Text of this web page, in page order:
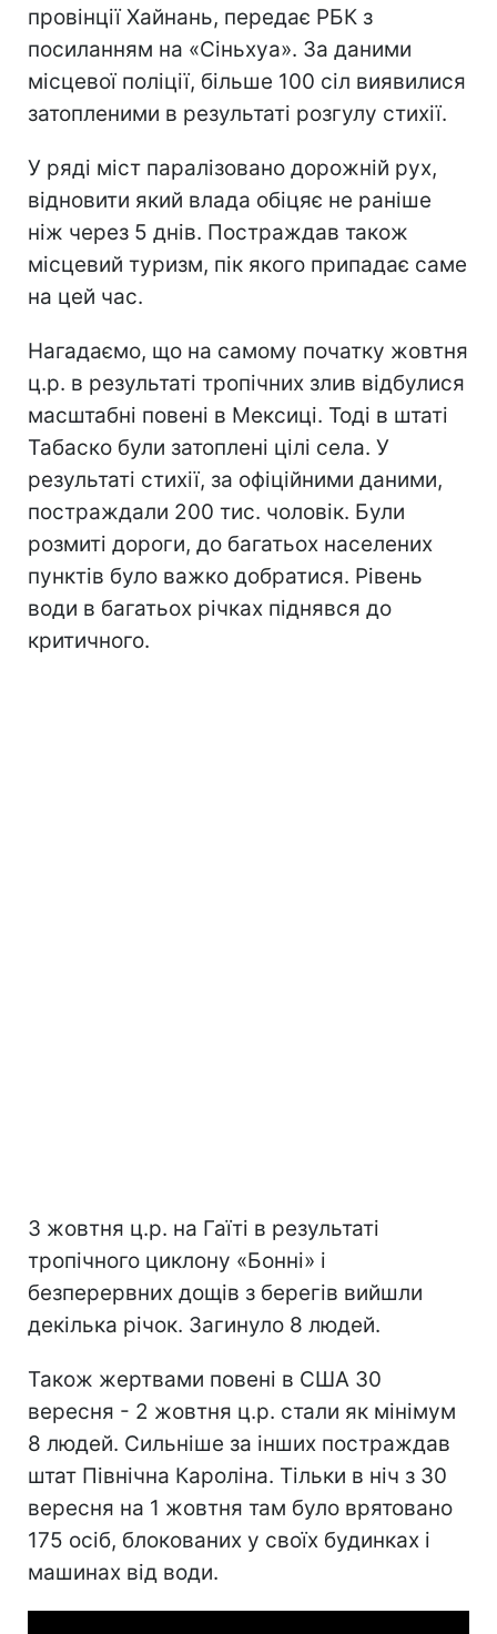
провінції Хайнань, передає РБК з
посиланням на «Сіньхуа». За даними
місцевої поліції, більше 100 сіл виявилися
затопленими в результаті розгулу стихії.
У ряді міст паралізовано дорожній рух,
відновити який влада обіцяє не раніше
ніж через 5 днів. Постраждав також
місцевий туризм, пік якого припадає саме
на цей час.
Нагадаємо, що на самому початку жовтня
ц.р. в результаті тропічних злив відбулися
масштабні повені в Мексиці. Тоді в штаті
Табаско були затоплені цілі села. У
результаті стихії, за офіційними даними,
постраждали 200 тис. чоловік. Були
розмиті дороги, до багатьох населених
пунктів було важко добратися. Рівень
води в багатьох річках піднявся до
критичного.
З жовтня ц.р. на Гаїті в результаті
тропічного циклону «Бонні» і
безперервних дощів з берегів вийшли
декілька річок. Загинуло 8 людей.
Також жертвами повені в США 30
вересня - 2 жовтня ц.р. стали як мінімум
8 людей. Сильніше за інших постраждав
штат Північна Кароліна. Тільки в ніч з 30
вересня на 1 жовтня там було врятовано
175 осіб, блокованих у своїх будинках і
машинах від води.